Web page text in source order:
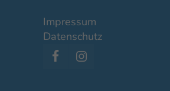
Impressum
Datenschutz